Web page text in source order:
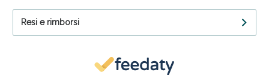
Resi e rimborsi